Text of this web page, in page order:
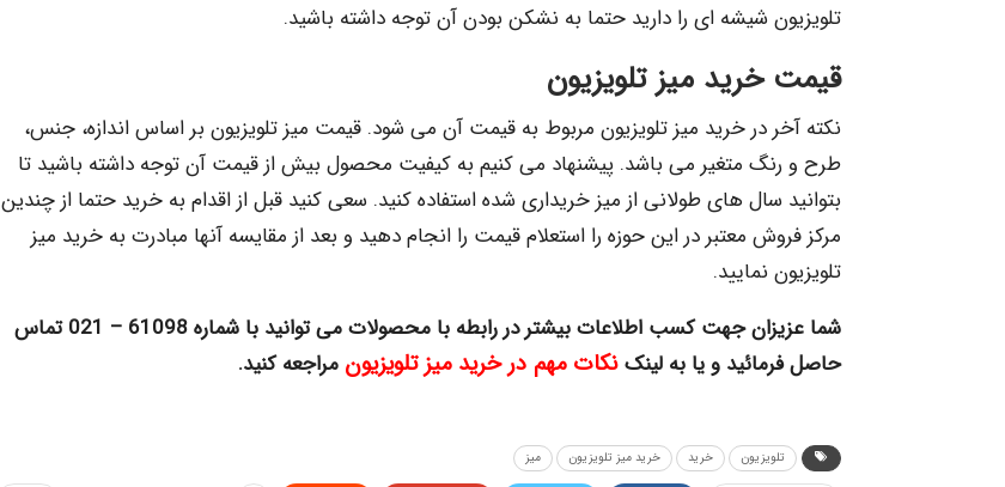
تلویزیون شیشه ای را دارید حتما به نشکن بودن آن توجه داشته باشید.
قیمت خرید میز تلویزیون
نکته آخر در خرید میز تلویزیون مربوط به قیمت آن می شود. قیمت میز تلویزیون بر اساس اندازه، جنس،
طرح و رنگ متغیر می باشد. پیشنهاد می کنیم به کیفیت محصول بیش از قیمت آن توجه داشته باشید تا
بتوانید سال های طولانی از میز خریداری شده استفاده کنید. سعی کنید قبل از اقدام به خرید حتما از چندین
مرکز فروش معتبر در این حوزه را استعلام قیمت را انجام دهید و بعد از مقایسه آنها مبادرت به خرید میز
تلویزیون نمایید.
شما عزیزان جهت کسب اطلاعات بیشتر در رابطه با محصولات
می توانید با شماره 61098 – 021 تماس
حاصل فرمائید و یا به لینکنکات مهم در خرید میز تلویزیون مراجعه کنید.
تلویزیون خرید خرید میز تلویزیون میز